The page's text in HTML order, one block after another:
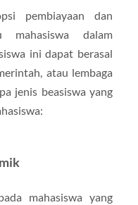
pembiayaan dan
mahasiswa dalam
ini dapat berasal
atau lembaga
jenis beasiswa yang
mahasiswa yang